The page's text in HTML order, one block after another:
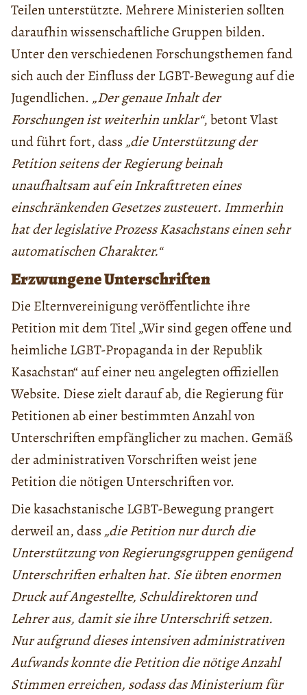
Teilen unterstützte. Mehrere Ministerien sollten
daraufhin wissenschaftliche Gruppen bilden.
Unter den verschiedenen Forschungsthemen fand
sich auch der Einfluss der LGBT-Bewegung auf die
Jugendlichen. „Der genaue Inhalt der
Forschungen ist weiterhin unklar“, betont Vlast
und führt fort, dass „die Unterstützung der
Petition seitens der Regierung beinah
unaufhaltsam auf ein Inkrafttreten eines
einschränkenden Gesetzes zusteuert. Immerhin
hat der legislative Prozess Kasachstans einen sehr
automatischen Charakter.“
Erzwungene Unterschriften
Die Elternvereinigung veröffentlichte ihre
Petition mit dem Titel „Wir sind gegen offene und
heimliche LGBT-Propaganda in der Republik
Kasachstan“ auf einer neu angelegten offiziellen
Website. Diese zielt darauf ab, die Regierung für
Petitionen ab einer bestimmten Anzahl von
Unterschriften empfänglicher zu machen. Gemäß
der administrativen Vorschriften weist jene
Petition die nötigen Unterschriften vor.
Die kasachstanische LGBT-Bewegung prangert
derweil an, dass „die Petition nur durch die
Unterstützung von Regierungsgruppen genügend
Unterschriften erhalten hat. Sie übten enormen
Druck auf Angestellte, Schuldirektoren und
Lehrer aus, damit sie ihre Unterschrift setzen.
Nur aufgrund dieses intensiven administrativen
Aufwands konnte die Petition die nötige Anzahl
Stimmen erreichen, sodass das Ministerium für